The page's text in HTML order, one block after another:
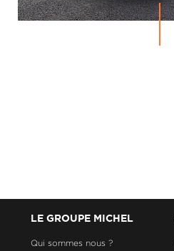
LE GROUPE MICHEL
Qui sommes nous ?